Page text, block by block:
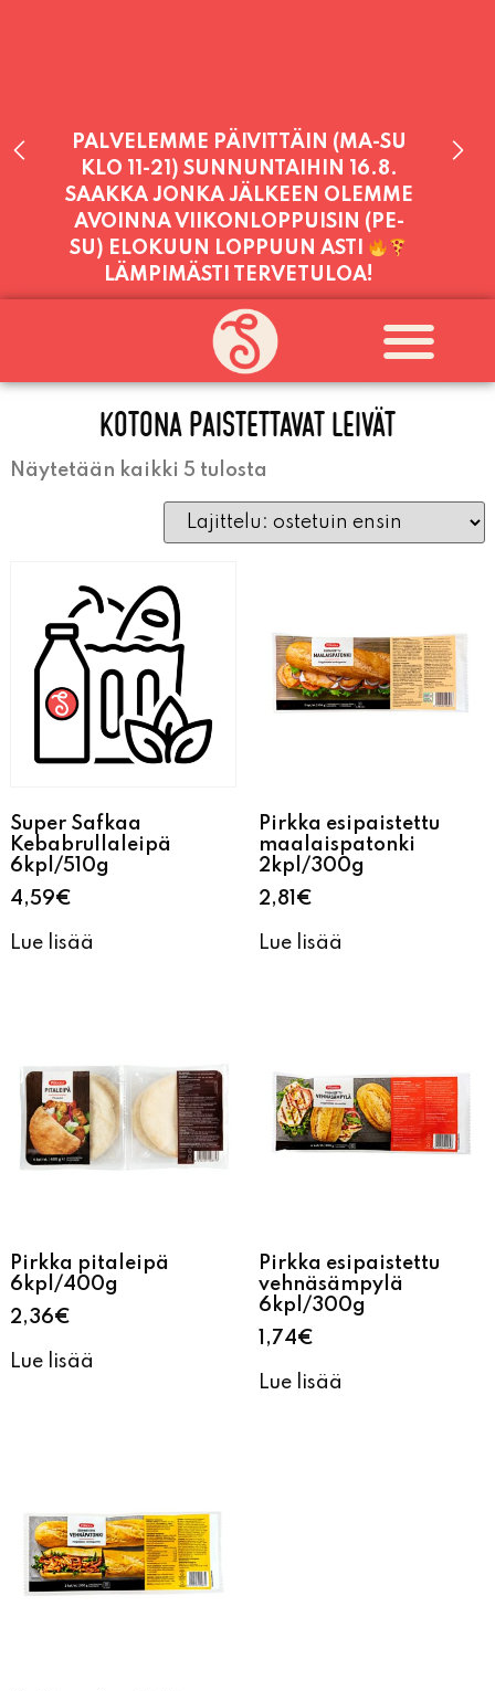
PALVELEMME PÄIVITTÄIN (MA-SU
KLO 11-21) SUNNUNTAIHIN 16.8.
SAAKKA JONKA JÄLKEEN OLEMME
AVOINNA VIIKONLOPPUISIN (PE-
SU) ELOKUUN LOPPUUN ASTI
LÄMPIMÄSTI TERVETULOA!
PALVELEMME TÄNÄÄN:
SUNNUNTAI11:00 - 21:00
KOTONA PAISTETTAVAT LEIVÄT
Näytetään kaikki 5 tulosta
Super Safkaa
Kebabrullaleipä
6kpl/510g
4,59€
Lue lisää
Pirkka esipaistettu
maalaispatonki
2kpl/300g
2,81 €
Lue lisää
Pirkka pitaleipä
6kpl/400g
2,36€
Lue lisää
Pirkka esipaistettu
vehnäsämpylä
6kpl/300g
1,74€
Lue lisää